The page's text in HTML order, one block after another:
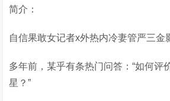
简介：
自信果敢女记者x外热内冷妻管严三金
多年前，某乎有条热门问答：“如何评
星？”